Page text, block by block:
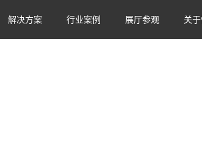
解决方案 行业案例 展厅参观 关